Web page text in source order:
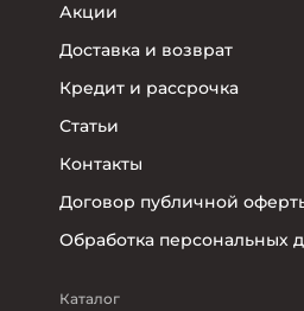
Акции
Доставка и возврат
Кредит и рассрочка
Статьи
Контакты
Договор публичной
Обработка персональных
Каталог